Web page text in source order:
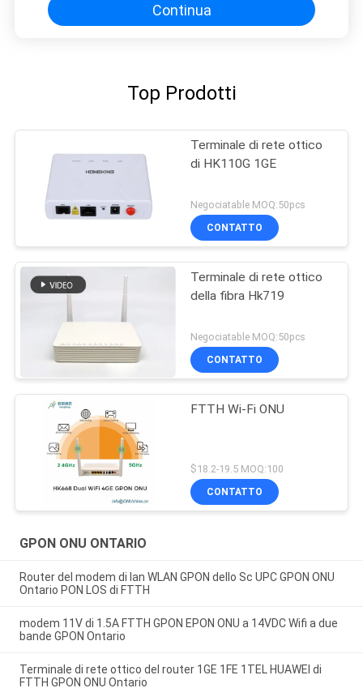
Continua
Top Prodotti
Terminale di rete ottico
di HK110G 1GE
Negociatable MOQ:50pcs
CONTATTO
Terminale di rete ottico
della fibra Hk719
Negociatable MOQ:50pcs
CONTATTO
FTTH Wi-Fi ONU
$18.2-19.5 MOQ:100
CONTATTO
GPON ONU ONTARIO
Router del modem di lan WLAN GPON dello Sc UPC GPON ONU
Ontario PON LOS di FTTH
modem 11V di 1.5A FTTH GPON EPON ONU a 14VDC Wifi a due
bande GPON Ontario
Terminale di rete ottico del router 1GE 1FE 1TEL HUAWEI di
FTTH GPON ONU Ontario